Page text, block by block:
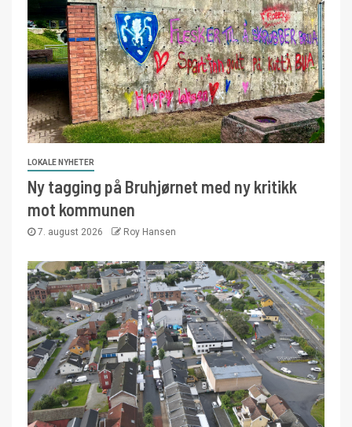
LOKALE NYHETER
Ny tagging på Bruhjørnet med ny kritikk
mot kommunen
7. august 2026 Roy Hansen